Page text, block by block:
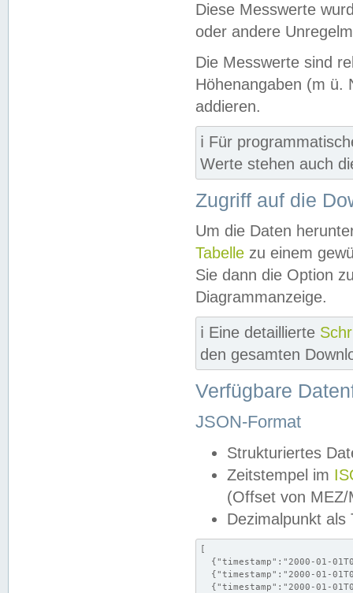
Diese Messwerte
oder andere
Die Messwerte sind
Höhenangaben (m ü.
addieren.
ℹ️ Für
Werte stehen auch
Zugriff auf die
Um die Daten
Tabelle zu einem
Sie dann die Option
Diagrammanzeige.
ℹ️ Eine detaillierte
den gesamten
Verfügbare
JSON-Format
Strukturiertes
Zeitstempel im
(Offset von MEZ/
Dezimalpunkt als
[
{"timestamp":"2000-01-
{"timestamp":"2000-01-
{"timestamp":"2000-01-